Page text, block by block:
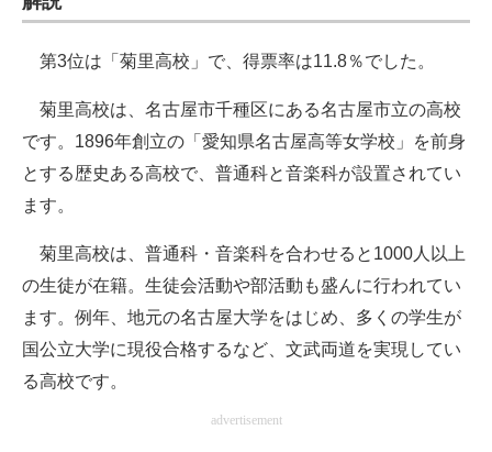
モノづくり技術者専門サイト
エレクトロニクス専門サイト
電子設計の基本と応用
エネルギーの専門メディア
建設×テクノロジーの最前線
ちょっと気になるネットの話題
第3位は「菊里高校」で、得票率は11.8％でした。
菊里高校は、名古屋市千種区にある名古屋市立の高校
です。1896年創立の「愛知県名古屋高等女学校」を前身
とする歴史ある高校で、普通科と音楽科が設置されてい
ます。
菊里高校は、普通科・音楽科を合わせると1000人以上
の生徒が在籍。生徒会活動や部活動も盛んに行われてい
ます。例年、地元の名古屋大学をはじめ、多くの学生が
国公立大学に現役合格するなど、文武両道を実現してい
る高校です。
advertisement